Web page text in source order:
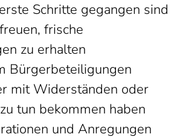
Schritte gegangen sind
frische
zu erhalten
Bürgerbeteiligungen
mit Widerständen oder
tun bekommen haben
und Anregungen